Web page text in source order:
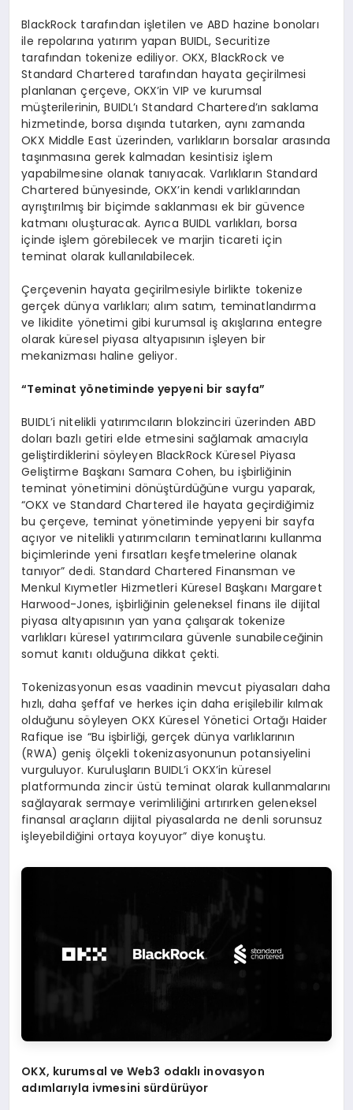
BlackRock tarafından işletilen ve ABD hazine bonoları
ile repolarına yatırım yapan BUIDL, Securitize
tarafından tokenize ediliyor. OKX, BlackRock ve
Standard Chartered tarafından hayata geçirilmesi
planlanan çerçeve, OKX’in VIP ve kurumsal
müşterilerinin, BUIDL’ı Standard Chartered’ın saklama
hizmetinde, borsa dışında tutarken, aynı zamanda
OKX Middle East üzerinden, varlıkların borsalar arasında
taşınmasına gerek kalmadan kesintisiz işlem
yapabilmesine olanak tanıyacak. Varlıkların Standard
Chartered bünyesinde, OKX’in kendi varlıklarından
ayrıştırılmış bir biçimde saklanması ek bir güvence
katmanı oluşturacak. Ayrıca BUIDL varlıkları, borsa
içinde işlem görebilecek ve marjin ticareti için
teminat olarak kullanılabilecek.
Çerçevenin hayata geçirilmesiyle birlikte tokenize
gerçek dünya varlıkları; alım satım, teminatlandırma
ve likidite yönetimi gibi kurumsal iş akışlarına entegre
olarak küresel piyasa altyapısının işleyen bir
mekanizması haline geliyor.
“Teminat yönetiminde yepyeni bir sayfa”
BUIDL’i nitelikli yatırımcıların blokzinciri üzerinden ABD
doları bazlı getiri elde etmesini sağlamak amacıyla
geliştirdiklerini söyleyen BlackRock Küresel Piyasa
Geliştirme Başkanı Samara Cohen, bu işbirliğinin
teminat yönetimini dönüştürdüğüne vurgu yaparak,
“OKX ve Standard Chartered ile hayata geçirdiğimiz
bu çerçeve, teminat yönetiminde yepyeni bir sayfa
açıyor ve nitelikli yatırımcıların teminatlarını kullanma
biçimlerinde yeni fırsatları keşfetmelerine olanak
tanıyor” dedi. Standard Chartered Finansman ve
Menkul Kıymetler Hizmetleri Küresel Başkanı Margaret
Harwood-Jones, işbirliğinin geleneksel finans ile dijital
piyasa altyapısının yan yana çalışarak tokenize
varlıkları küresel yatırımcılara güvenle sunabileceğinin
somut kanıtı olduğuna dikkat çekti.
Tokenizasyonun esas vaadinin mevcut piyasaları daha
hızlı, daha şeffaf ve herkes için daha erişilebilir kılmak
olduğunu söyleyen OKX Küresel Yönetici Ortağı Haider
Rafique ise “Bu işbirliği, gerçek dünya varlıklarının
(RWA) geniş ölçekli tokenizasyonunun potansiyelini
vurguluyor. Kuruluşların BUIDL’i OKX’in küresel
platformunda zincir üstü teminat olarak kullanmalarını
sağlayarak sermaye verimliliğini artırırken geleneksel
finansal araçların dijital piyasalarda ne denli sorunsuz
işleyebildiğini ortaya koyuyor” diye konuştu.
OKX, kurumsal ve Web3 odaklı inovasyon
adımlarıyla ivmesini sürdürüyor